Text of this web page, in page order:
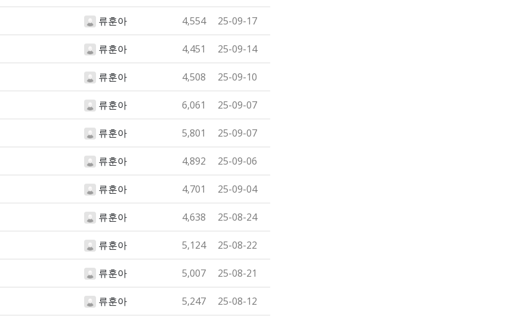
류훈아 4,554 25-09-17
류훈아 4,451 25-09-14
류훈아 4,508 25-09-10
류훈아 6,061 25-09-07
류훈아 5,801 25-09-07
류훈아 4,892 25-09-06
류훈아 4,701 25-09-04
류훈아 4,638 25-08-24
류훈아 5,124 25-08-22
류훈아 5,007 25-08-21
류훈아 5,247 25-08-12